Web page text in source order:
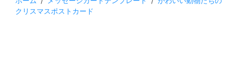
クリスマスポストカード